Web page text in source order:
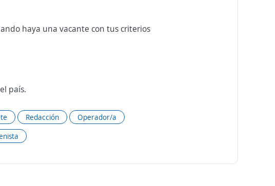
haya una vacante con tus criterios
país.
Redacción
Operador/a